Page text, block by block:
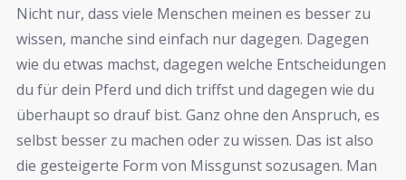
Nicht nur, dass viele Menschen meinen es besser zu
wissen, manche sind einfach nur dagegen. Dagegen
wie du etwas machst, dagegen welche Entscheidungen
du für dein Pferd und dich triffst und dagegen wie du
überhaupt so drauf bist. Ganz ohne den Anspruch, es
selbst besser zu machen oder zu wissen. Das ist also
die gesteigerte Form von Missgunst sozusagen. Man